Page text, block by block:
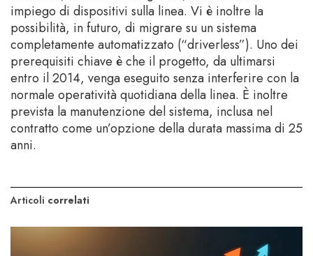
impiego di dispositivi sulla linea. Vi è inoltre la
possibilità, in futuro, di migrare su un sistema
completamente automatizzato (“driverless”). Uno dei
prerequisiti chiave è che il progetto, da ultimarsi
entro il 2014, venga eseguito senza interferire con la
normale operatività quotidiana della linea. È inoltre
prevista la manutenzione del sistema, inclusa nel
contratto come un’opzione della durata massima di 25
anni.
Articoli correlati